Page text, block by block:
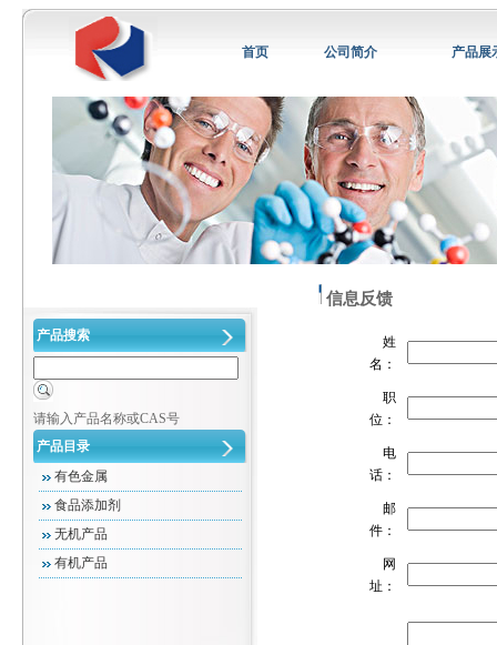
首页 公司简介 产品展
产品搜索
请输入产品名称或CAS号
产品目录
有色金属
食品添加剂
无机产品
有机产品
信息反馈
姓
名：
职
位：
电
话：
邮
件：
网
址：